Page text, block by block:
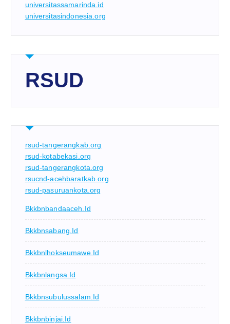
universitassamarinda.id
universitasindonesia.org
RSUD
rsud-tangerangkab.org
rsud-kotabekasi.org
rsud-tangerangkota.org
rsucnd-acehbaratkab.org
rsud-pasuruankota.org
Bkkbnbandaaceh.id
Bkkbnsabang.id
Bkkbnlhokseumawe.id
Bkkbnlangsa.id
Bkkbnsubulussalam.id
Bkkbnbinjai.id